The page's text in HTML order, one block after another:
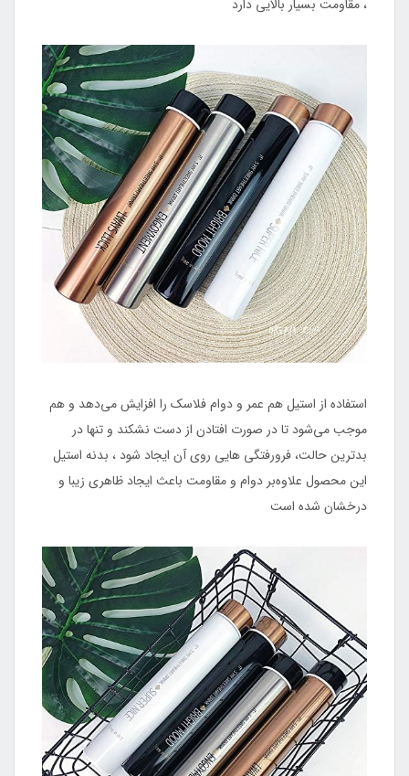
، مقاومت بسیار بالایی دارد
استفاده از استیل هم عمر و دوام فلاسک را افزایش می‌دهد و هم
موجب می‌شود تا در صورت افتادن از دست نشکند و تنها در
بدترین حالت، فرورفتگی‌ هایی روی آن ایجاد شود ، بدنه‌ استیل
این محصول علاوه‌بر دوام و مقاومت باعث ایجاد ظاهری زیبا و
درخشان شده است